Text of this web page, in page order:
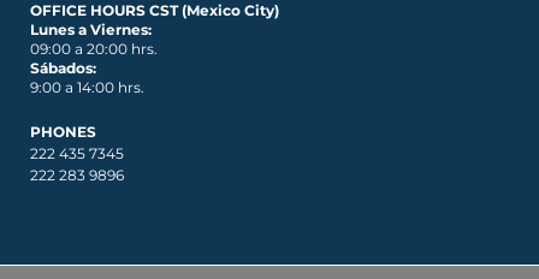
OFFICE HOURS CST (Mexico City)
Lunes a Viernes:
09:00 a 20:00 hrs.
Sábados:
9:00 a 14:00 hrs.
PHONES
222 435 7345
222 283 9896